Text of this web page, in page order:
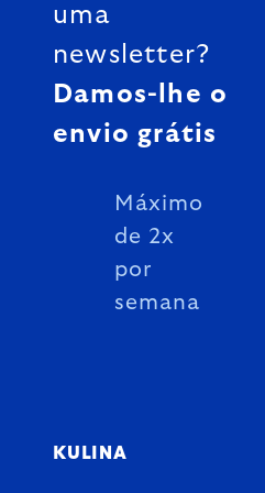
uma
newsletter?
Damos-lhe o
envio grátis
Máximo
de 2x
por
semana
KULINA